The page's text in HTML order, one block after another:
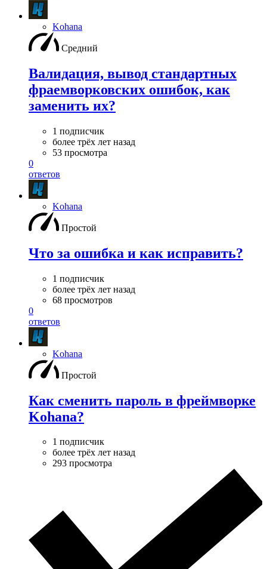
Kohana
Средний
Валидация, вывод стандартных
фраемворковских ошибок, как
заменить их?
1 подписчик
более трёх лет назад
53 просмотра
0
ответов
Kohana
Простой
Что за ошибка и как исправить?
1 подписчик
более трёх лет назад
68 просмотров
0
ответов
Kohana
Простой
Как сменить пароль в фреймворке
Kohana?
1 подписчик
более трёх лет назад
293 просмотра